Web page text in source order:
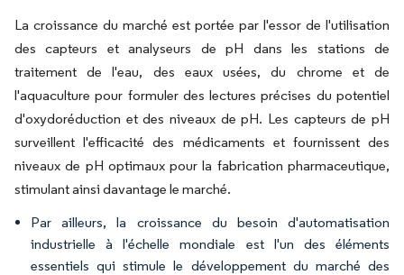
La croissance du marché est portée par l'essor de l'utilisation
des capteurs et analyseurs de pH dans les stations de
traitement de l'eau, des eaux usées, du chrome et de
l'aquaculture pour formuler des lectures précises du potentiel
d'oxydoréduction et des niveaux de pH. Les capteurs de pH
surveillent l'efficacité des médicaments et fournissent des
niveaux de pH optimaux pour la fabrication pharmaceutique,
stimulant ainsi davantage le marché.
Par ailleurs, la croissance du besoin d'automatisation
industrielle à l'échelle mondiale est l'un des éléments
essentiels qui stimule le développement du marché des